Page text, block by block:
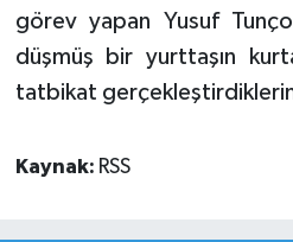
görev yapan Yusuf
düşmüş bir yurttaşın
tatbikat
Kaynak: RSS